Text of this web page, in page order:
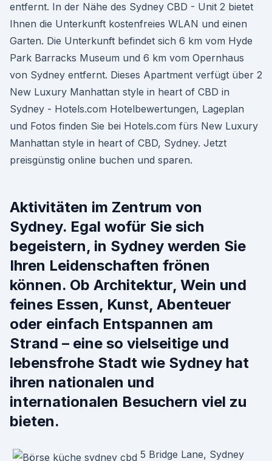
entfernt. In der Nähe des Sydney CBD - Unit 2 bietet
Ihnen die Unterkunft kostenfreies WLAN und einen
Garten. Die Unterkunft befindet sich 6 km vom Hyde
Park Barracks Museum und 6 km vom Opernhaus
von Sydney entfernt. Dieses Apartment verfügt über 2
New Luxury Manhattan style in heart of CBD in
Sydney - Hotels.com Hotelbewertungen, Lageplan
und Fotos finden Sie bei Hotels.com fürs New Luxury
Manhattan style in heart of CBD, Sydney. Jetzt
preisgünstig online buchen und sparen.
Aktivitäten im Zentrum von
Sydney. Egal wofür Sie sich
begeistern, in Sydney werden Sie
Ihren Leidenschaften frönen
können. Ob Architektur, Wein und
feines Essen, Kunst, Abenteuer
oder einfach Entspannen am
Strand – eine so vielseitige und
lebensfrohe Stadt wie Sydney hat
ihren nationalen und
internationalen Besuchern viel zu
bieten.
5 Bridge Lane, Sydney